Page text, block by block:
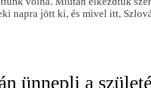
napra jött ki, és mivel itt,
ünnepli a